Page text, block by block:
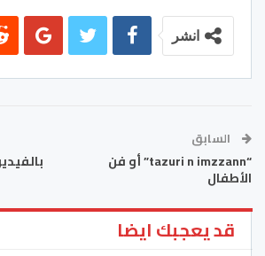
انشر
السابق
“tazuri n imzzann” أو فن
الأطفال
قد يعجبك ايضا